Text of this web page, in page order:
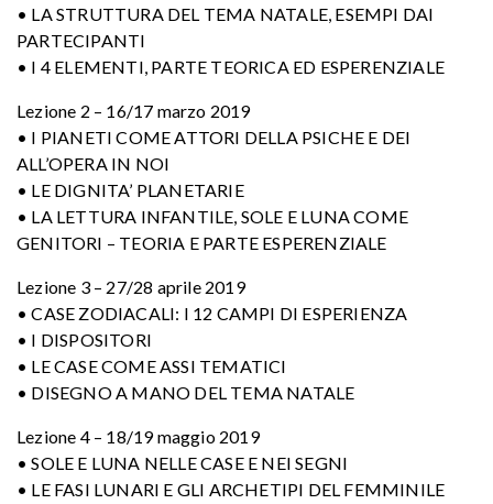
• LA STRUTTURA DEL TEMA NATALE, ESEMPI DAI
PARTECIPANTI
• I 4 ELEMENTI, PARTE TEORICA ED ESPERENZIALE
Lezione 2 – 16/17 marzo 2019
• I PIANETI COME ATTORI DELLA PSICHE E DEI
ALL’OPERA IN NOI
• LE DIGNITA’ PLANETARIE
• LA LETTURA INFANTILE, SOLE E LUNA COME
GENITORI – TEORIA E PARTE ESPERENZIALE
Lezione 3 – 27/28 aprile 2019
• CASE ZODIACALI: I 12 CAMPI DI ESPERIENZA
• I DISPOSITORI
• LE CASE COME ASSI TEMATICI
• DISEGNO A MANO DEL TEMA NATALE
Lezione 4 – 18/19 maggio 2019
• SOLE E LUNA NELLE CASE E NEI SEGNI
• LE FASI LUNARI E GLI ARCHETIPI DEL FEMMINILE